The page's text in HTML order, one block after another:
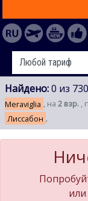
Найдено:0 из
Meraviglia , на 2 взр. ,
Лиссабон ,
или